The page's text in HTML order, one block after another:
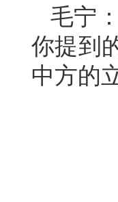
毛宁
你提到
中方的